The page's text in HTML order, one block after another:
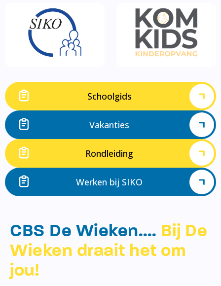
Schoolgids
Vakanties
Rondleiding
Werken bij SIKO
CBS De Wieken…. Bij De
Wieken draait het om
jou!